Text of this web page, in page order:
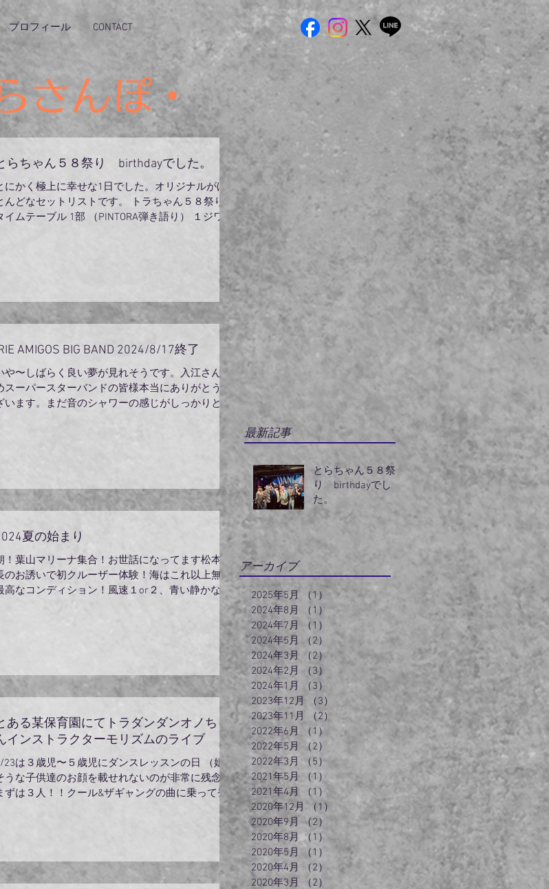
プロフィール CONTACT
さんぽ・
らちゃん５８祭り birthdayでした。
にかく極上に幸せな1日でした。オリジナルがほ
んどなセットリストです。 トラちゃん５８祭り
イムテーブル 1部 （PINTORA弾き語り） １ジワジ
グロメン入り） ４セットでどーぞ ５タッパー ６チ
AMIGOS BIG BAND 2024/8/17終了
や〜しばらく良い夢が見れそうです。入江さん始
スーパースターバンドの皆様本当にありがとうご
います。まだ音のシャワーの感じがしっかりと焼
夏の始まり
！葉山マリーナ集合！お世話になってます松本社
のお誘いで初クルーザー体験！海はこれ以上無い
高なコンディション！風速１or２、青い静かな
海！広い空！海から見る浜！クルーザーが波を切り
走る感触、そして海のマナーね！これ大事でした。
小さなボードや船の側通る時は波を立てないよう...
ある某保育園にてトラダンダンオノちゃ
インストラクターモリズムのライブ
23は３歳児〜５歳児にダンスレッスンの日 （嬉し
うな子供達のお顔を載せれないのが非常に残念）
ずは３人！！クール&ザギャングの曲に乗って登
場 子供達にはわかるまい！大人のムードの楽曲！
子供達は呆気に取られ、でも何が始まるのだろう？
最新記事
とらちゃん５８祭
り birthdayでし
た。
アーカイブ
2025年5月 （1）
1件の記事
2024年8月
（1）
1件の記事
2024年7月
（1）
1件の記事
2024年5月
（2）
2件の記事
2024年3月
（2） 2件の記事
2024年2月 （3）
3件の記事
2024年1月
（3）
3件の記事
2023年12月
（3）
3件の記事
2023年11月
（2）
2件の記事
2022年6月
（1）
1件の記事
2022年5月
（2）
2022年3月
（5） 5件の記事
2021年5月
（1）
1件の記事
2021年4月
（1） 1件の記事
2020年12月 （1）
1件の記事
2020年9月 （2）
2件の記事
2020年8月 （1） 1件の記事
2020年5月
（1）
1件の記事
2020年4月
（2）
2件の記事
2020年3月
（2）